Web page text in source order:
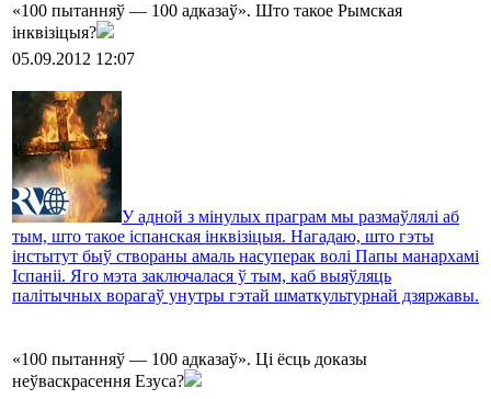
«100 пытанняў — 100 адказаў». Што такое Рымская
інквізіцыя?
05.09.2012 12:07
У адной з мінулых праграм мы размаўлялі аб
тым, што такое іспанская інквізіцыя. Нагадаю, што гэты
інстытут быў створаны амаль насуперак волі Папы манархамі
Іспаніі. Яго мэта заключалася ў тым, каб выяўляць
палітычных ворагаў унутры гэтай шматкультурнай дзяржавы.
«100 пытанняў — 100 адказаў». Ці ёсць доказы
неўваскрасення Езуса?